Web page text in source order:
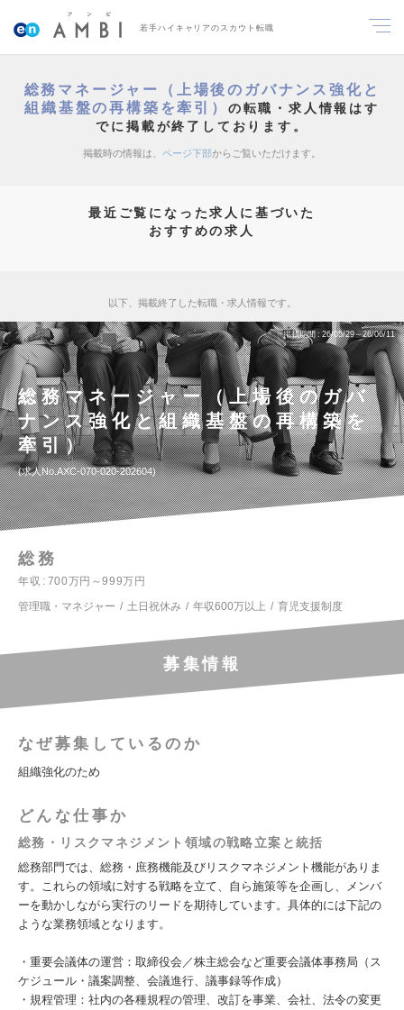
若手ハイキャリアのスカウト転職
総務マネージャー（上場後のガバナンス強化と
組織基盤の再構築を牽引） の転職・求人情報はす
でに掲載が終了しております。
掲載時の情報は、 ページ下部からご覧いただけます。
最近ご覧になった求人に基づいた
おすすめの求人
以下、掲載終了した転職・求人情報です。
掲載期間 26/05/29～26/06/11
総務マネージャー（上場後のガバ
ナンス強化と組織基盤の再構築を
牽引）
求人No.AXC-070-020-202604
総務
年収
700万円～999万円
管理職・マネジャー
土日祝休み 年収600万以上 育児支援制度
募集情報
なぜ募集しているのか
組織強化のため
どんな仕事か
総務・リスクマネジメント領域の戦略立案と統括
総務部門では、総務・庶務機能及びリスクマネジメント機能がありま
す。これらの領域に対する戦略を立て、自ら施策等を企画し、メンバ
ーを動かしながら実行のリードを期待しています。具体的には下記の
ような業務領域となります。
・重要会議体の運営：取締役会／株主総会など重要会議体事務局（ス
ケジュール・議案調整、会議進行、議事録等作成）
・規程管理：社内の各種規程の管理、改訂を事業、会社、法令の変更